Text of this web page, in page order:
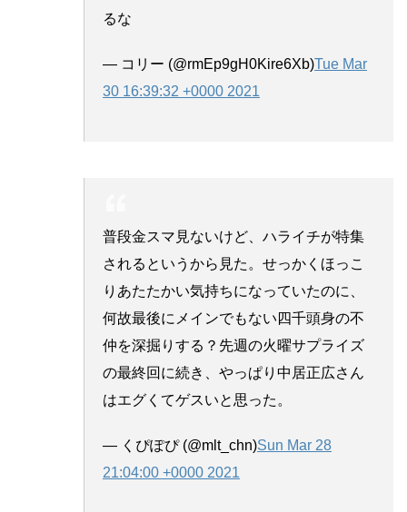
るな
— コリー (@rmEp9gH0Kire6Xb)Tue Mar
30 16:39:32 +0000 2021
普段金スマ見ないけど、ハライチが特集
されるというから見た。せっかくほっこ
りあたたかい気持ちになっていたのに、
何故最後にメインでもない四千頭身の不
仲を深掘りする？先週の火曜サプライズ
の最終回に続き、やっぱり中居正広さん
はエグくてゲスいと思った。
— くぴぽぴ (@mlt_chn)Sun Mar 28
21:04:00 +0000 2021